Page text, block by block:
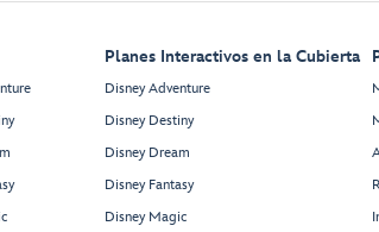
Planes Interactivos en la Cubierta
Disney Adventure
Disney Destiny
Disney Dream
Disney Fantasy
Disney Magic